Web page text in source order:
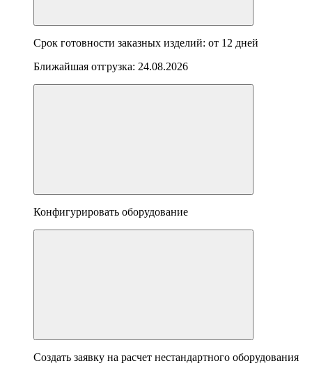
Срок готовности заказных изделий: от 12 дней
Ближайшая отгрузка: 24.08.2026
Конфигурировать оборудование
Создать заявку на расчет нестандартного оборудования